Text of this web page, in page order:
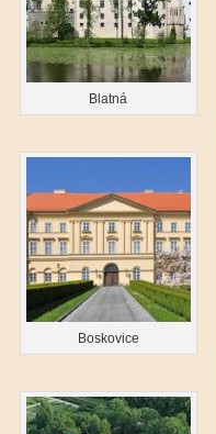
Blatná
Boskovice